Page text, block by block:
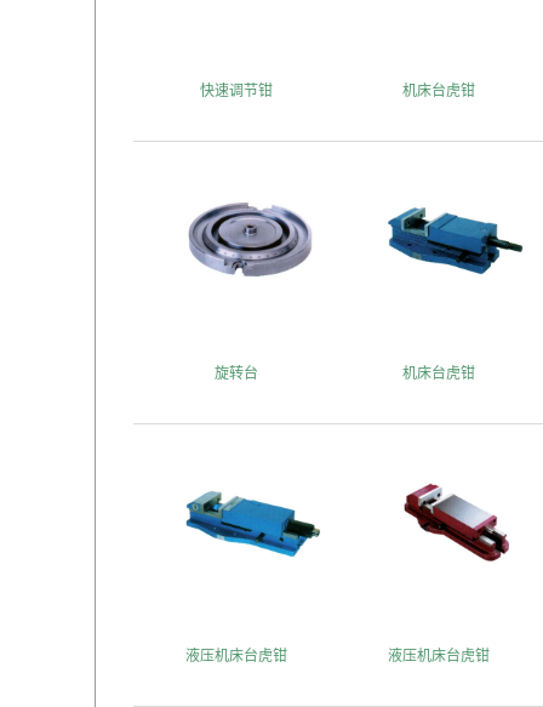
快速调节钳 机床台虎钳
旋转台 机床台虎钳
液压机床台虎钳 液压机床台虎钳